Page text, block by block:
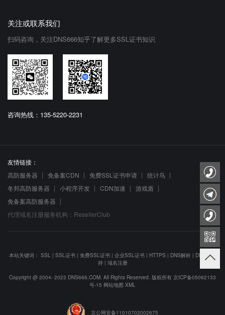
关注或联系我们
扫码咨询，关注DNS666知乎了解更多SSL证书知识
咨询热线：135-5220-2231
友情链接：
高防服务器
免备案CDN 免费SSL证书申请
统计鸟
冬邦高防服务器
小程序开发 CDN加速
游戏盾
免备案高防服务器
代理域名注册服务机构：ResellerClub
本站关键词： SSL | SSL证书 | 免费SSL证书 | 企业SSL证书 | HTTPS | DNS解析 | DNS防劫
持| 域名注册
Copyright @ 2004- 2023 DNS666.COM. All Rights Reserved. 版权所有 京ICP备05062133
号-15 网站地图 XML
京公网安备11010702002675